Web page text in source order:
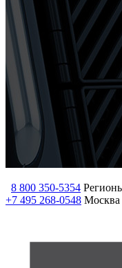
8 800 350-5354
+7 495 268-0548 Москва